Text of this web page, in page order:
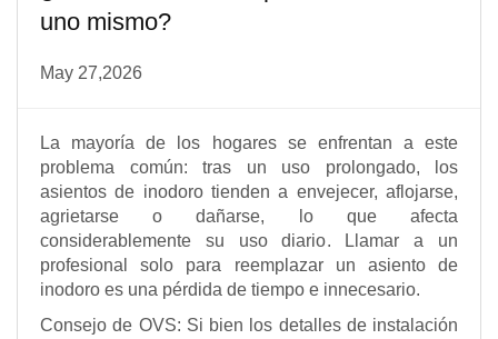
uno mismo?
May 27,2026
La mayoría de los hogares se enfrentan a este
problema común: tras un uso prolongado, los
asientos de inodoro tienden a envejecer, aflojarse,
agrietarse o dañarse, lo que afecta
considerablemente su uso diario. Llamar a un
profesional solo para reemplazar un asiento de
inodoro es una pérdida de tiempo e innecesario.
Consejo de OVS: Si bien los detalles de instalación